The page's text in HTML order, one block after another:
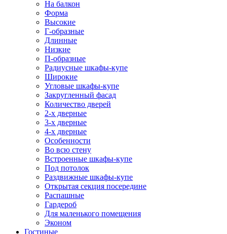
На балкон
Форма
Высокие
Г-образные
Длинные
Низкие
П-образные
Радиусные шкафы-купе
Широкие
Угловые шкафы-купе
Закругленный фасад
Количество дверей
2-х дверные
3-х дверные
4-х дверные
Особенности
Во всю стену
Встроенные шкафы-купе
Под потолок
Раздвижные шкафы-купе
Открытая секция посередине
Распашные
Гардероб
Для маленького помещения
Эконом
Гостиные